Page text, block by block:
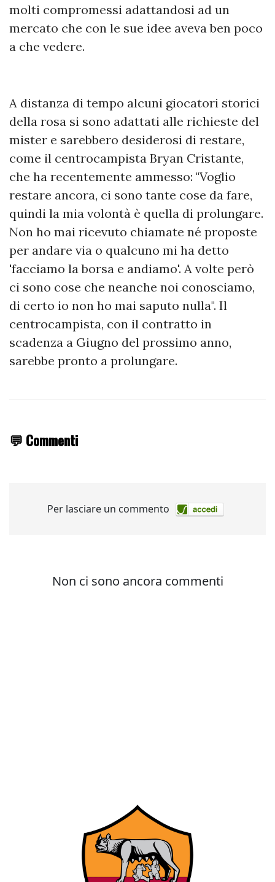
molti compromessi adattandosi ad un
mercato che con le sue idee aveva ben poco
a che vedere.
A distanza di tempo alcuni giocatori storici
della rosa si sono adattati alle richieste del
mister e sarebbero desiderosi di restare,
come il centrocampista Bryan Cristante,
che ha recentemente ammesso: "Voglio
restare ancora, ci sono tante cose da fare,
quindi la mia volontà è quella di prolungare.
Non ho mai ricevuto chiamate né proposte
per andare via o qualcuno mi ha detto
'facciamo la borsa e andiamo'. A volte però
ci sono cose che neanche noi conosciamo,
di certo io non ho mai saputo nulla". Il
centrocampista, con il contratto in
scadenza a Giugno del prossimo anno,
sarebbe pronto a prolungare.
💬 Commenti